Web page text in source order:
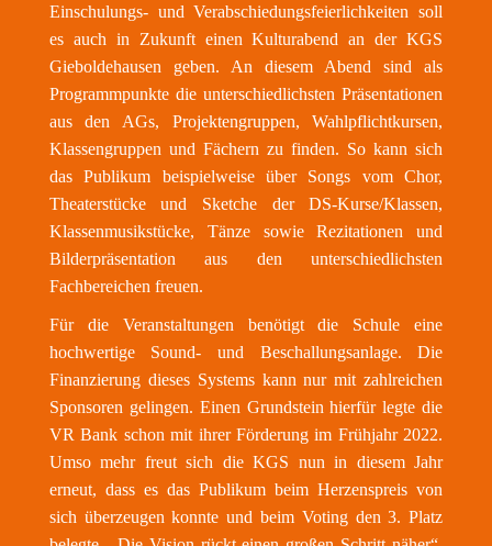
Einschulungs- und Verabschiedungsfeierlichkeiten soll
es auch in Zukunft einen Kulturabend an der KGS
Gieboldehausen geben. An diesem Abend sind als
Programmpunkte die unterschiedlichsten Präsentationen
aus den AGs, Projektengruppen, Wahlpflichtkursen,
Klassengruppen und Fächern zu finden. So kann sich
das Publikum beispielweise über Songs vom Chor,
Theaterstücke und Sketche der DS-Kurse/Klassen,
Klassenmusikstücke, Tänze sowie Rezitationen und
Bilderpräsentation aus den unterschiedlichsten
Fachbereichen freuen.
Für die Veranstaltungen benötigt die Schule eine
hochwertige Sound- und Beschallungsanlage. Die
Finanzierung dieses Systems kann nur mit zahlreichen
Sponsoren gelingen. Einen Grundstein hierfür legte die
VR Bank schon mit ihrer Förderung im Frühjahr 2022.
Umso mehr freut sich die KGS nun in diesem Jahr
erneut, dass es das Publikum beim Herzenspreis von
sich überzeugen konnte und beim Voting den 3. Platz